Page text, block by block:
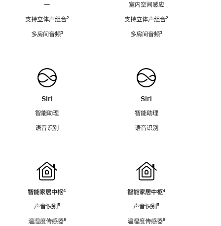
—
支持立体声组合脚
²
多房间音频脚
³
Siri
智能助理
语音识别
智能家居中枢脚
⁴
声音识别脚
⁵
温湿度传感器脚
⁶
室内空间感应
支持立体声组合脚
²
多房间音频脚
³
Siri
智能助理
语音识别
智能家居中枢脚
⁴
声音识别脚
⁵
温湿度传感器脚
⁶